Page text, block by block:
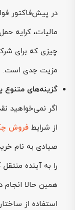
در پیش‌فاکتور
مالیات، کرایه
چیزی که برای
مزیت جدی است.
گزینه‌های متنوع
اگر نمی‌خواهید
از شرایط فروش
صیادی به نام
را به آینده
همین حالا